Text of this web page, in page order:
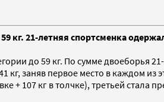
кг. 21-летняя спортсменка
до 59 кг. По сумме двоеборья
кг, заняв первое место в каждом из
+ 107 кг в толчке), третьей стала